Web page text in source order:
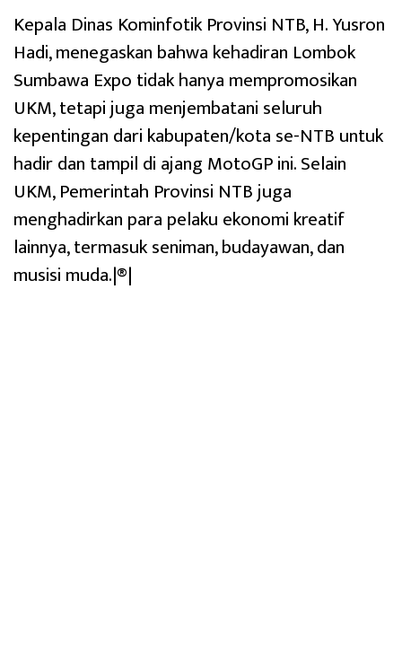
Kepala Dinas Kominfotik Provinsi NTB, H. Yusron
Hadi, menegaskan bahwa kehadiran Lombok
Sumbawa Expo tidak hanya mempromosikan
UKM, tetapi juga menjembatani seluruh
kepentingan dari kabupaten/kota se-NTB untuk
hadir dan tampil di ajang MotoGP ini. Selain
UKM, Pemerintah Provinsi NTB juga
menghadirkan para pelaku ekonomi kreatif
lainnya, termasuk seniman, budayawan, dan
musisi muda.|®|